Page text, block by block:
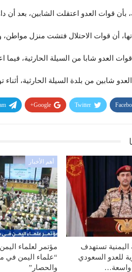
بأن قوات العدو اعتقلت الشابين، بعد أن
أن قوات الاحتلال فتشت منزل مواطن،
العدو شابا من السيلة الحارثية، فيما
شابين من بلدة السيلة الحارثية، أثناء
Twitter
Google+
تستهدف
للعدو السعودي
واسعة…
أهم الأخبار
مؤتمر لعلماء
“علماء اليمن في
والحصار”